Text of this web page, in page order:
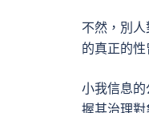
不然，別
的真正的
小我信息
握其治理